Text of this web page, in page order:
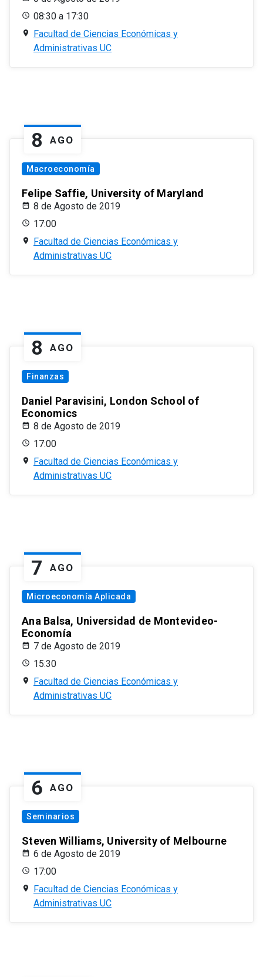
08:30 a 17:30
Facultad de Ciencias Económicas y
Administrativas UC
8 AGO
Macroeconomía
Felipe Saffie, University of Maryland
8 de Agosto de 2019
17:00
Facultad de Ciencias Económicas y
Administrativas UC
8 AGO
Finanzas
Daniel Paravisini, London School of
Economics
8 de Agosto de 2019
17:00
Facultad de Ciencias Económicas y
Administrativas UC
7 AGO
Microeconomía Aplicada
Ana Balsa, Universidad de Montevideo-
Economía
7 de Agosto de 2019
15:30
Facultad de Ciencias Económicas y
Administrativas UC
6 AGO
Seminarios
Steven Williams, University of Melbourne
6 de Agosto de 2019
17:00
Facultad de Ciencias Económicas y
Administrativas UC